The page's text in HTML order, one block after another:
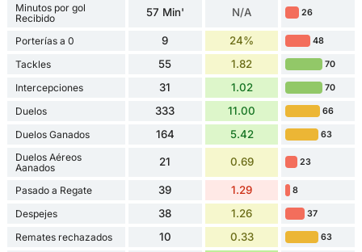
Minutos por gol
Recibido
57 Min' N/A 26
Porterías a 0 9 24% 48
Tackles 55 1.82 70
Intercepciones 31 1.02 70
Duelos 333 11.00 66
Duelos Ganados 164 5.42 63
Duelos Aéreos
Aanados
21 0.69 23
Pasado a Regate 39 1.29 8
Despejes 38 1.26 37
Remates rechazados 10 0.33 63